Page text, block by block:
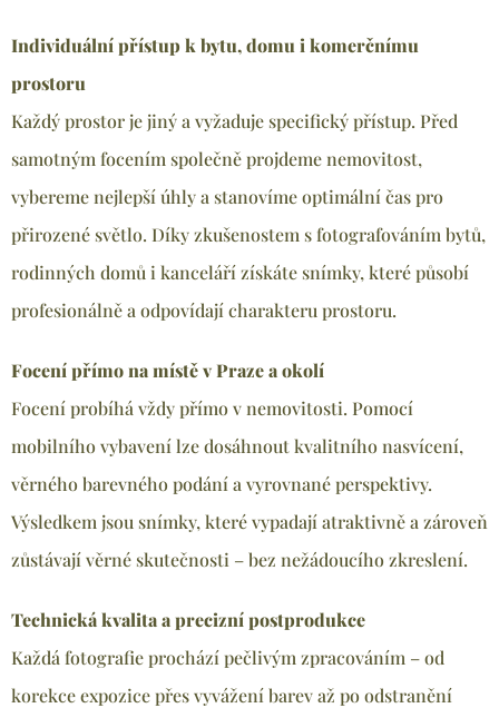
Individuální přístup k bytu, domu i komerčnímu
prostoru
Každý prostor je jiný a vyžaduje specifický přístup. Před
samotným focením společně projdeme nemovitost,
vybereme nejlepší úhly a stanovíme optimální čas pro
přirozené světlo. Díky zkušenostem s fotografováním bytů,
rodinných domů i kanceláří získáte snímky, které působí
profesionálně a odpovídají charakteru prostoru.
Focení přímo na místě v Praze a okolí
Focení probíhá vždy přímo v nemovitosti. Pomocí
mobilního vybavení lze dosáhnout kvalitního nasvícení,
věrného barevného podání a vyrovnané perspektivy.
Výsledkem jsou snímky, které vypadají atraktivně a zároveň
zůstávají věrné skutečnosti – bez nežádoucího zkreslení.
Technická kvalita a precizní postprodukce
Každá fotografie prochází pečlivým zpracováním – od
korekce expozice přes vyvážení barev až po odstranění